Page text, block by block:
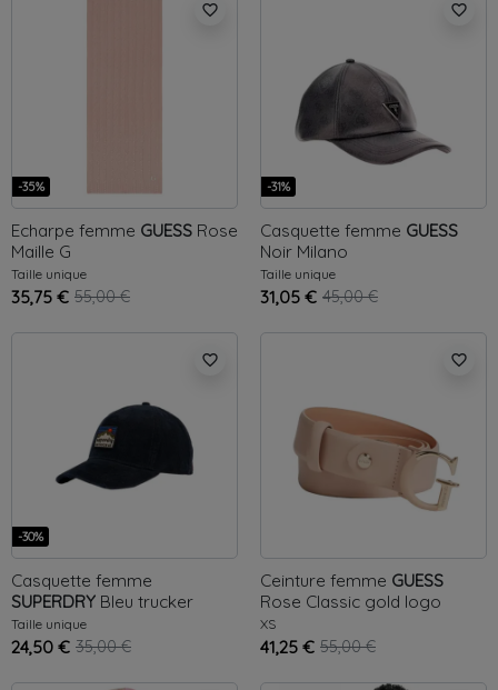
favorite_border
-35%
Echarpe femme GUESS Rose
Maille G
Taille unique
35,75 € 55,00 €
favorite_border
-31%
Casquette femme GUESS
Noir Milano
Taille unique
31,05 € 45,00 €
favorite_border
-30%
Casquette femme
SUPERDRY Bleu trucker
Taille unique
24,50 € 35,00 €
favorite_border
Ceinture femme GUESS
Rose Classic gold logo
XS
41,25 € 55,00 €